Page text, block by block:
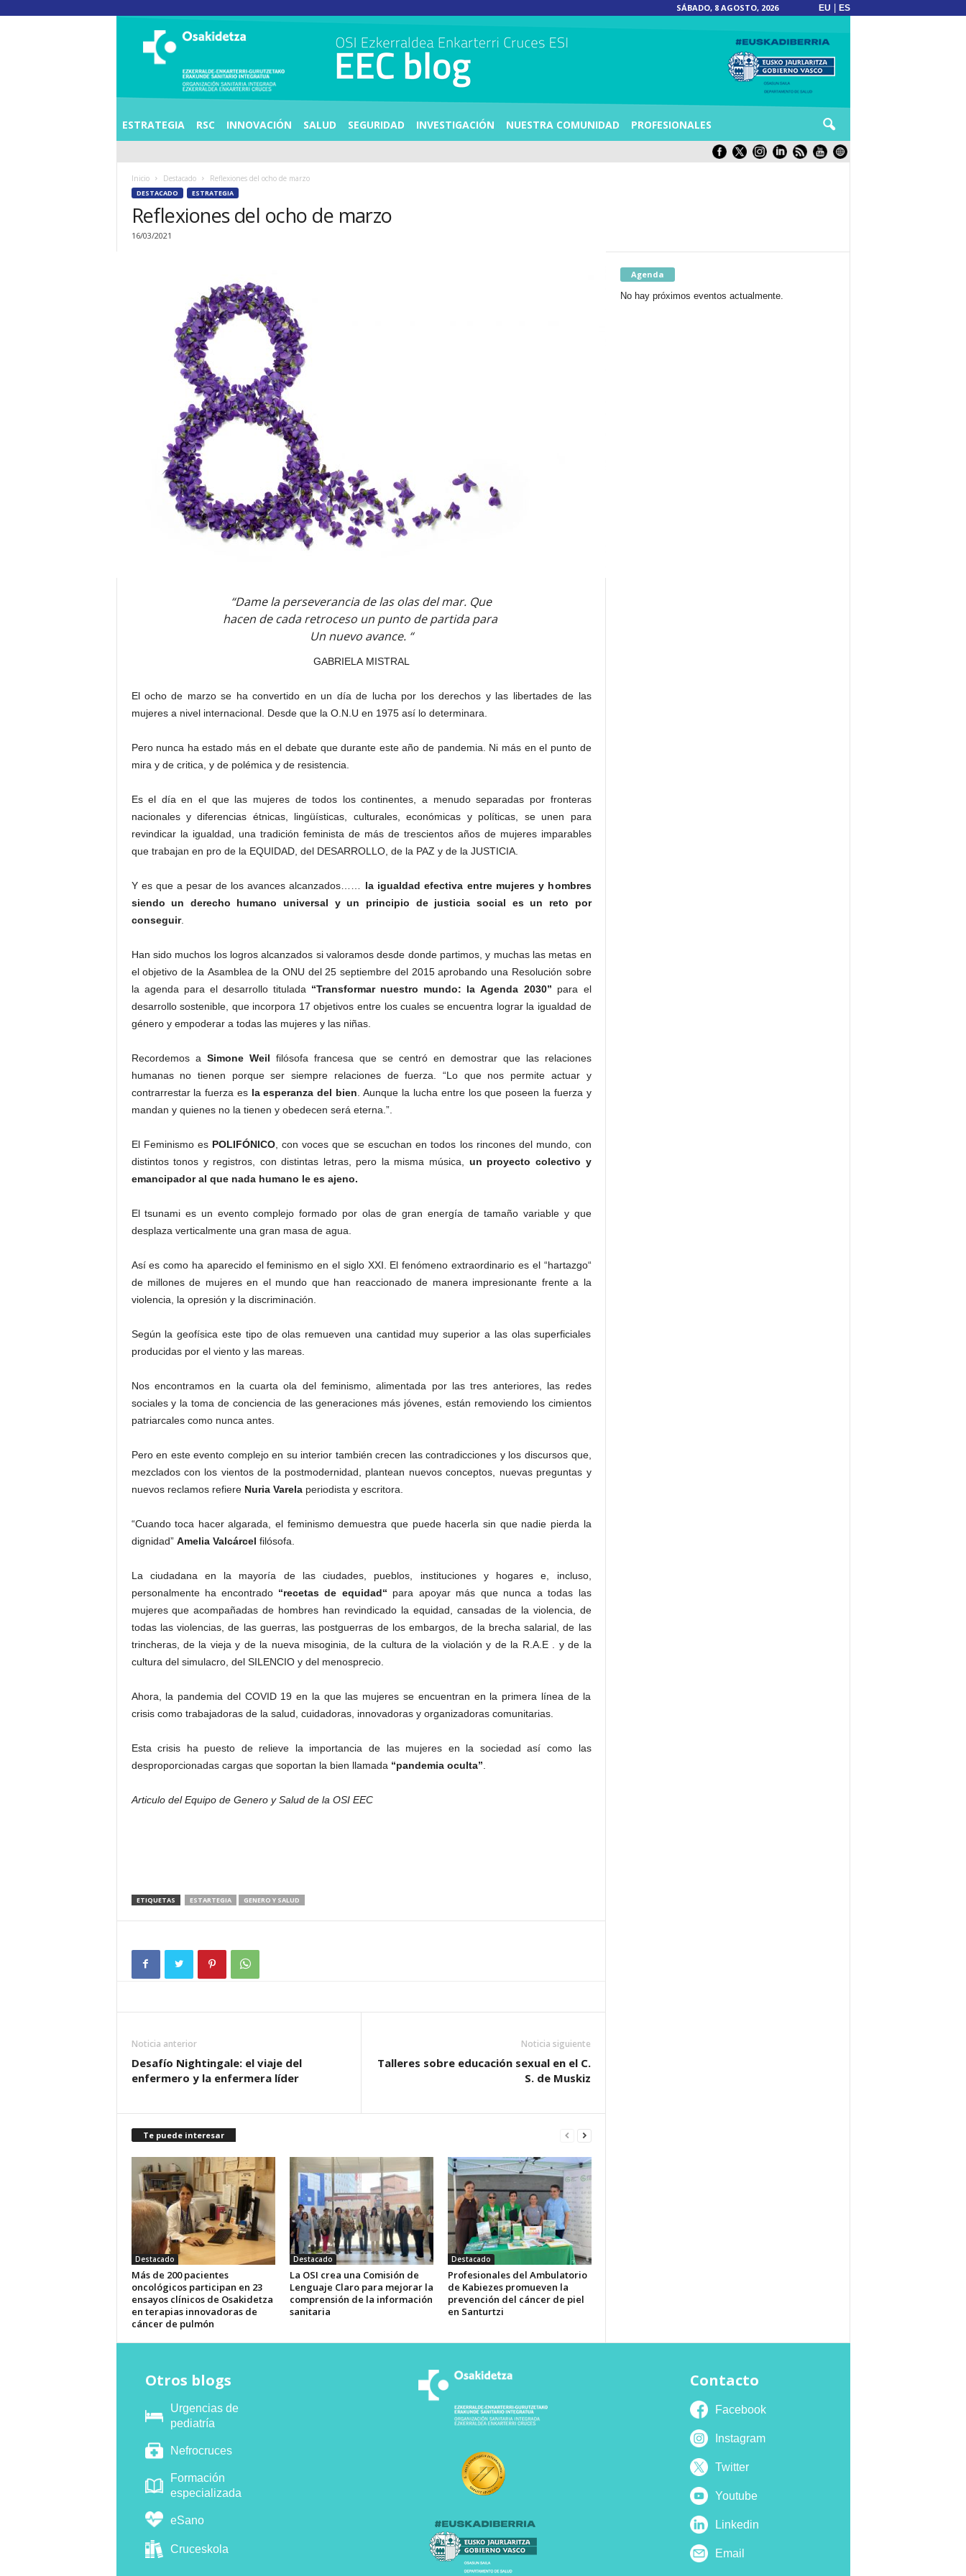
SÁBADO, 8 AGOSTO, 2026 EU ES
A
N
ESTRATEGIA RSC INNOVACIÓN SALUD SEGURIDAD INVESTIGACIÓN NUESTRA COMUNIDAD PROFESIONALES
Inicio Destacado Reflexiones del ocho de marzo
DESTACADO ESTRATEGIA
Reflexiones del ocho de marzo
16/03/2021
“Dame la perseverancia de las olas del mar. Que
hacen de cada retroceso un punto de partida para
Un nuevo avance. “
GABRIELA MISTRAL
El ocho de marzo se ha convertido en un día de lucha por los derechos y las libertades de las
mujeres a nivel internacional. Desde que la O.N.U en 1975 así lo determinara.
Pero nunca ha estado más en el debate que durante este año de pandemia. Ni más en el punto de
mira y de critica, y de polémica y de resistencia.
Es el día en el que las mujeres de todos los continentes, a menudo separadas por fronteras
nacionales y diferencias étnicas, lingüísticas, culturales, económicas y políticas, se unen para
revindicar la igualdad, una tradición feminista de más de trescientos años de mujeres imparables
que trabajan en pro de la EQUIDAD, del DESARROLLO, de la PAZ y de la JUSTICIA.
Y es que a pesar de los avances alcanzados…… la igualdad efectiva entre mujeres y hombres
siendo un derecho humano universal y un principio de justicia social es un reto por
conseguir.
Han sido muchos los logros alcanzados si valoramos desde donde partimos, y muchas las metas en
el objetivo de la Asamblea de la ONU del 25 septiembre del 2015 aprobando una Resolución sobre
la agenda para el desarrollo titulada “Transformar nuestro mundo: la Agenda 2030” para el
desarrollo sostenible, que incorpora 17 objetivos entre los cuales se encuentra lograr la igualdad de
género y empoderar a todas las mujeres y las niñas.
Recordemos a Simone Weil filósofa francesa que se centró en demostrar que las relaciones
humanas no tienen porque ser siempre relaciones de fuerza. “Lo que nos permite actuar y
contrarrestar la fuerza es la esperanza del bien . Aunque la lucha entre los que poseen la fuerza y
mandan y quienes no la tienen y obedecen será eterna.”.
El Feminismo es POLIFÓNICO, con voces que se escuchan en todos los rincones del mundo, con
distintos tonos y registros, con distintas letras, pero la misma música, un proyecto colectivo y
emancipador al que nada humano le es ajeno.
El tsunami es un evento complejo formado por olas de gran energía de tamaño variable y que
desplaza verticalmente una gran masa de agua.
Así es como ha aparecido el feminismo en el siglo XXI. El fenómeno extraordinario es el “hartazgo“
de millones de mujeres en el mundo que han reaccionado de manera impresionante frente a la
violencia, la opresión y la discriminación.
Según la geofísica este tipo de olas remueven una cantidad muy superior a las olas superficiales
producidas por el viento y las mareas.
Nos encontramos en la cuarta ola del feminismo, alimentada por las tres anteriores, las redes
sociales y la toma de conciencia de las generaciones más jóvenes, están removiendo los cimientos
patriarcales como nunca antes.
Pero en este evento complejo en su interior también crecen las contradicciones y los discursos que,
mezclados con los vientos de la postmodernidad, plantean nuevos conceptos, nuevas preguntas y
nuevos reclamos refiere Nuria Varelaperiodista y escritora.
“Cuando toca hacer algarada, el feminismo demuestra que puede hacerla sin que nadie pierda la
dignidad” Amelia Valcárcel filósofa.
La ciudadana en la mayoría de las ciudades, pueblos, instituciones y hogares e, incluso,
personalmente ha encontrado“recetas de equidad“ para apoyar más que nunca a todas las
mujeres que acompañadas de hombres han revindicado la equidad, cansadas de la violencia, de
todas las violencias, de las guerras, las postguerras de los embargos, de la brecha salarial, de las
trincheras, de la vieja y de la nueva misoginia, de la cultura de la violación y de la R.A.E . y de la
cultura del simulacro, del SILENCIO y del menosprecio.
Ahora, la pandemia del COVID 19 en la que las mujeres se encuentran en la primera línea de la
crisis como trabajadoras de la salud, cuidadoras, innovadoras y organizadoras comunitarias.
Esta crisis ha puesto de relieve la importancia de las mujeres en la sociedad así como las
desproporcionadas cargas que soportan la bien llamada “pandemia oculta”
Articulo del Equipo de Genero y Salud de la OSI EEC
ETIQUETAS ESTARTEGIA GENERO Y SALUD
Noticia anterior
Desafío Nightingale: el viaje del
enfermero y la enfermera líder
Noticia siguiente
Talleres sobre educación sexual en el C.
S. de Muskiz
Te puede interesar
Destacado
Más de 200 pacientes
oncológicos participan en 23
ensayos clínicos de Osakidetza
en terapias innovadoras de
cáncer de pulmón
Destacado
La OSI crea una Comisión de
Lenguaje Claro para mejorar la
comprensión de la información
sanitaria
Destacado
Profesionales del Ambulatorio
de Kabiezes promueven la
prevención del cáncer de piel
en Santurtzi
Agenda
No hay próximos eventos actualmente.
Otros blogs
Urgencias de
pediatría
Nefrocruces
Formación
especializada
eSano
Cruceskola
Contacto
Facebook
Instagram
Twitter
Youtube
Linkedin
Email